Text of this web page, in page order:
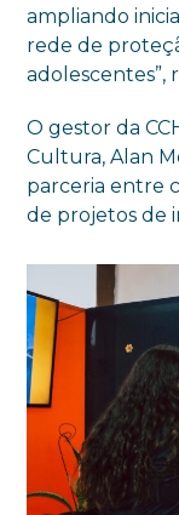
ampliando
rede de
adolescentes”,
O gestor da
Cultura, Alan
parceria entre
de projetos de